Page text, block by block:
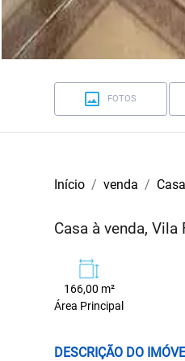
FOTOS
Início venda Casa
Casa à venda,
166,00 m²
Área Principal
DESCRIÇÃO DO